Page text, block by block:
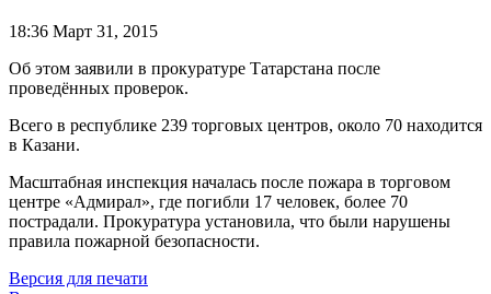
18:36 Март 31, 2015
Об этом заявили в прокуратуре Татарстана после
проведённых проверок.
Всего в республике 239 торговых центров, около 70 находится
в Казани.
Масштабная инспекция началась после пожара в торговом
центре «Адмирал», где погибли 17 человек, более 70
пострадали. Прокуратура установила, что были нарушены
правила пожарной безопасности.
Версия для печати